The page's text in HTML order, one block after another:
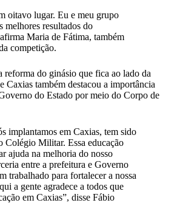
oitavo lugar. Eu e meu grupo
melhores resultados do
Maria de Fátima, também
competição.
reforma do ginásio que fica ao lado da
Caxias também destacou a importância
do Estado por meio do Corpo de
implantamos em Caxias, tem sido
Colégio Militar. Essa educação
ajuda na melhoria do nosso
entre a prefeitura e Governo
trabalhado para fortalecer a nossa
a gente agradece a todos que
em Caxias”, disse Fábio